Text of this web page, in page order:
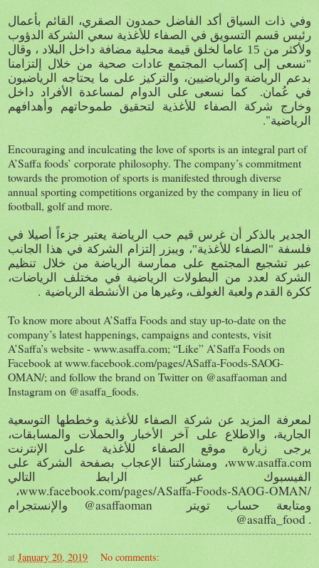
وفي ذات السياق أكد الفاضل حمدون الصقري، القائم بأعمال
رئيس قسم التسويق في الصفاء للأغذية سعي الشركة الدؤوب
ولأكثر من 15 عاما لخلق قيمة محلية مضافة داخل البلاد ، وقال
"نسعى إلى إكساب المجتمع عادات صحية من خلال إلتزامنا
بدعم الرياضة والرياضيين، والتركيز على ما يحتاجه الرياضيون
في عُمان. كما نسعى على الدوام لمساعدة الأفراد داخل
وخارج شركة الصفاء للأغذية لتحقيق طموحاتهم وأهدافهم
الرياضية."
Encouraging and inculcating the love of sports is an integral part of
A’Saffa foods’ corporate philosophy. The company’s commitment
towards the promotion of sports is manifested through diverse
annual sporting competitions organized by the company in lieu of
football, golf and more.
الجدير بالذكر
ن غرس قيم حب الرياضة يعتبر جزءاً أصيلا في
فلسفة "الصفاء للأغذية"، ويبزر إلتزام الشركة في هذا الجانب
عبر تشجيع المجتمع على ممارسة الرياضة من خلال تنظيم
الشركة لعدد من البطولات الرياضية في مختلف الرياضات،
ككرة القدم ولعبة الغولف، وغيرها من الأنشطة الرياضية .
To know more about A’Saffa Foods and stay up-to-date on the
company’s latest happenings, campaigns and contests, visit
A’Saffa’s website - www.asaffa.com; “Like” A’Saffa Foods on
Facebook at www.facebook.com/pages/ASaffa-Foods-SAOG-
OMAN/; and follow the brand on Twitter on @asaffaoman and
Instagram on @asaffa_foods.
لمعرفة المزيد عن شركة الصفاء للأغذية وخططها التوسعية
الجارية، والاطلاع على آخر الأخبار والحملات والمسابقات،
يرجى زيارة موقع الصفاء للأغذية على الإنترنت
www.asaffa.com، ومشاركتنا الإعجاب بصفحة الشركة على
الفيسبوك عبر الرابط التالي
www.facebook.com/pages/ASaffa-Foods-SAOG-OMAN/،
ومتابعة حساب تويتر
@asaffaoman والإنستجرام
@asaffa_food .
at January 20, 2019 No comments: